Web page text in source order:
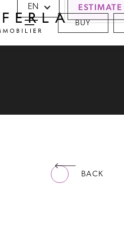
BUY
EN ESTIMATE
BACK
Cookies management panel